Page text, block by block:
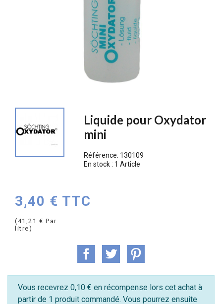
Liquide pour Oxydator
mini
Référence: 130109
En stock : 1 Article
3,40 € TTC
(41,21 € Par
litre)
Vous recevrez 0,10 € en récompense lors cet achat à
partir de 1 produit commandé. Vous pourrez ensuite